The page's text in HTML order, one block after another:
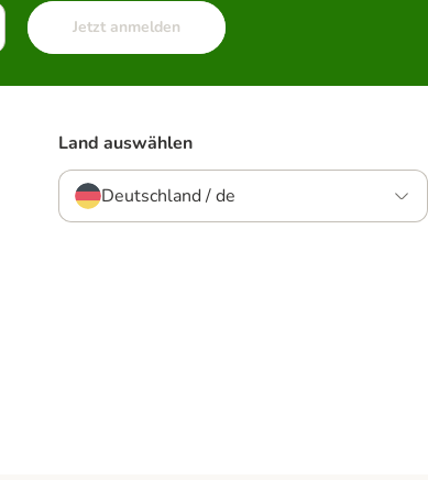
Jetzt anmelden
Land auswählen
Deutschland / de